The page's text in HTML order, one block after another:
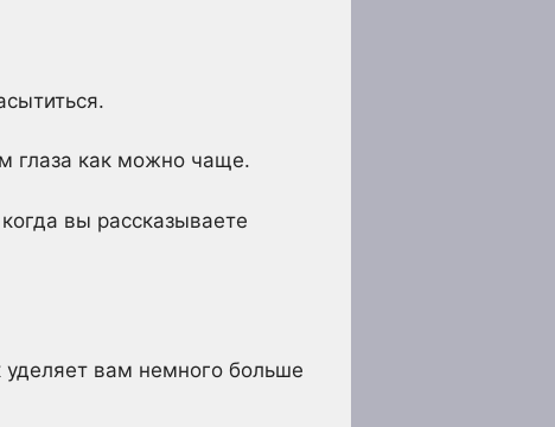
глаза как можно чаще.
вы рассказываете
уделяет вам немного больше